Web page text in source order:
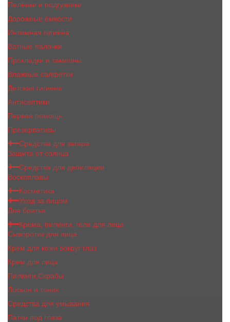
Пелёнки и подгузники
Дорожные ёмкости
Интимная гигиена
Ватные палочки
Прокладки и тампоны
Влажные салфетки
Детская гигиена
Антисептики
Первая помощь
Презервативы
Средства для загара
Защита от солнца
Средства для депиляции
Воскоплавы
Косметика
Уход за лицом
Для бритья
Крема, пилинги, гели для лица
Сыворотки для лица
Крем для кожи вокруг глаз
Крем для лица
Пилинги,Скрабы
Лосьон и тоник
Средства для умывания
Патчи под глаза